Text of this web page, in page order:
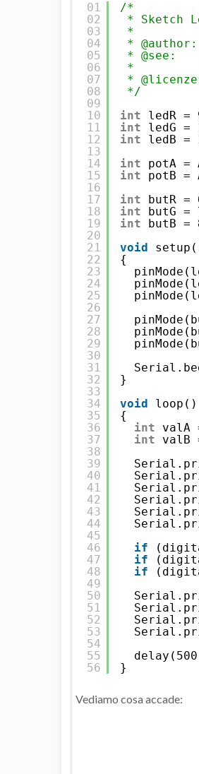
01
02
03
04
05
06
07
08
09
10
11
12
13
14
15
16
17
18
19
20
21
22
23
24
25
26
27
28
29
30
31
32
33
34
35
36
37
38
39
40
41
42
43
44
45
46
47
48
49
50
51
52
53
54
55
56
/*
* Sketch
*
*
* @see:
*
*
*/
int
ledR =
int
ledG =
int
ledB =
int
potA =
int
potB =
int
butR =
int
butG =
int
butB =
void
{
}
void
loop()
{
int
valA
int
valB
if
if
if
}
Vediamo cosa accade: